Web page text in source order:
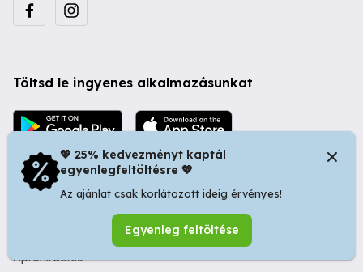
Töltsd le ingyenes alkalmazásunkat
© 2026 Startapró S.R.L. | Bulevardul Dacia nr 34, Oradea
410346, Romania | Tax ID: RO44483373 -
Ingyenes
Apróhirdetés
💖 25% kedvezményt kaptál
egyenlegfeltöltésre 💖
Az ajánlat csak korlátozott ideig érvényes!
Egyenleg feltöltése